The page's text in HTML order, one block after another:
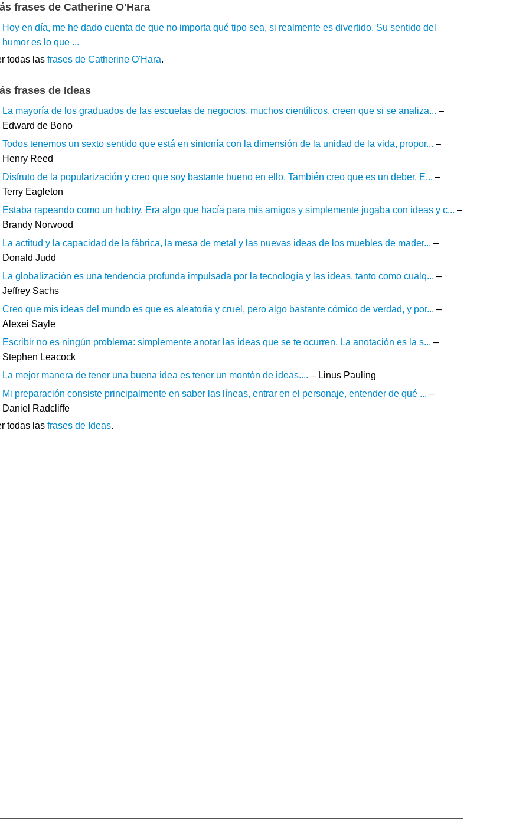
frases de Catherine O'Hara
Hoy en día, me he dado cuenta de que no importa qué tipo sea, si realmente es divertido. Su sentido del
humor es lo que ...
todas las frases de Catherine O'Hara.
frases de Ideas
La mayoría de los graduados de las escuelas de negocios, muchos científicos, creen que si se analiza... –
Edward de Bono
Todos tenemos un sexto sentido que está en sintonía con la dimensión de la unidad de la vida, propor... –
Henry Reed
Disfruto de la popularización y creo que soy bastante bueno en ello. También creo que es un deber. E... –
Terry Eagleton
Estaba rapeando como un hobby. Era algo que hacía para mis amigos y simplemente jugaba con ideas y c... –
Brandy Norwood
La actitud y la capacidad de la fábrica, la mesa de metal y las nuevas ideas de los muebles de mader... –
Donald Judd
La globalización es una tendencia profunda impulsada por la tecnología y las ideas, tanto como cualq... –
Jeffrey Sachs
Creo que mis ideas del mundo es que es aleatoria y cruel, pero algo bastante cómico de verdad, y por... –
Alexei Sayle
Escribir no es ningún problema: simplemente anotar las ideas que se te ocurren. La anotación es la s... –
Stephen Leacock
La mejor manera de tener una buena idea es tener un montón de ideas.... – Linus Pauling
Mi preparación consiste principalmente en saber las líneas, entrar en el personaje, entender de qué ... –
Daniel Radcliffe
todas las frases de Ideas.